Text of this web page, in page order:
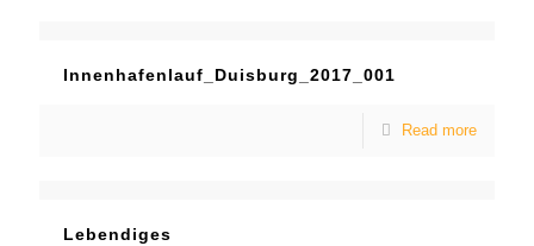
Innenhafenlauf_Duisburg_2017_001
Read more
Lebendiges